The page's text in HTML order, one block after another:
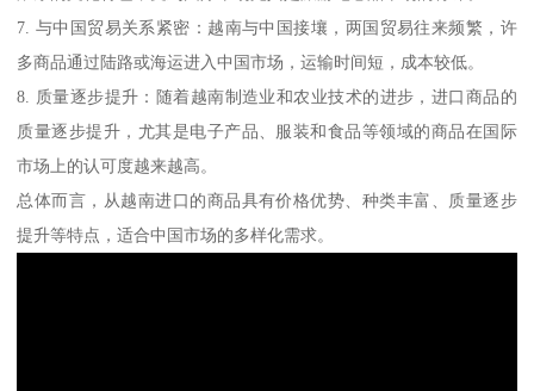
7. 与中国贸易关系紧密：越南与中国接壤，两国贸易往来频繁，许
多商品通过陆路或海运进入中国市场，运输时间短，成本较低。
8. 质量逐步提升：随着越南制造业和农业技术的进步，进口商品的
质量逐步提升，尤其是电子产品、服装和食品等领域的商品在国际
市场上的认可度越来越高。
总体而言，从越南进口的商品具有价格优势、种类丰富、质量逐步
提升等特点，适合中国市场的多样化需求。